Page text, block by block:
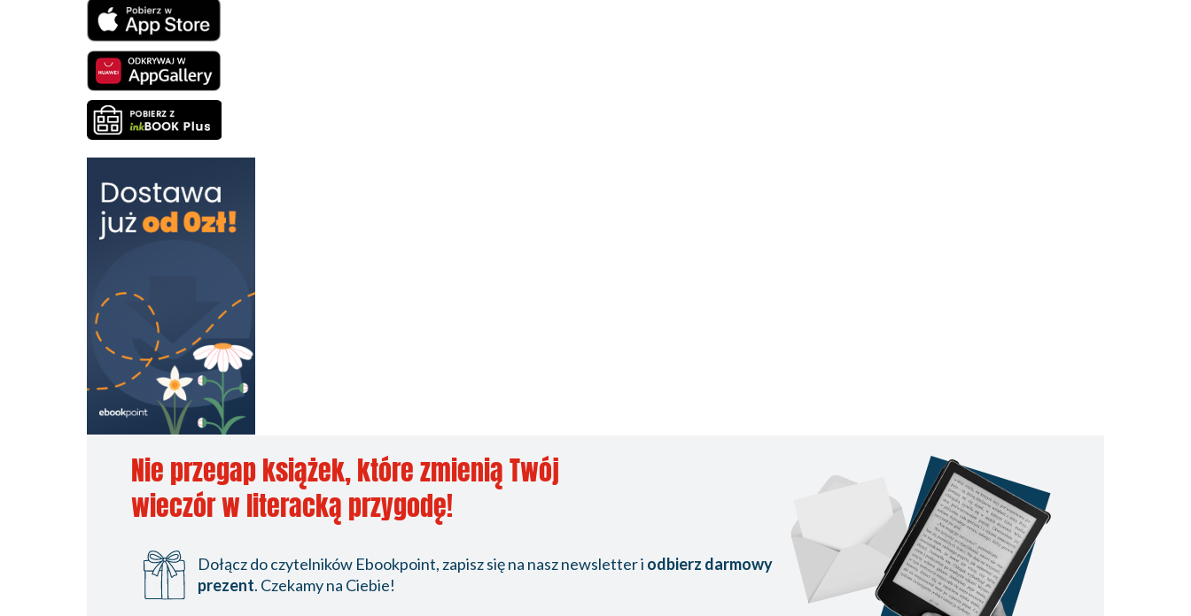
Nie przegap książek, które zmienią Twój
wieczór w literacką przygodę!
Dołącz do czytelników Ebookpoint, zapisz się na nasz newsletter i odbierz darmowy
prezent. Czekamy na Ciebie!